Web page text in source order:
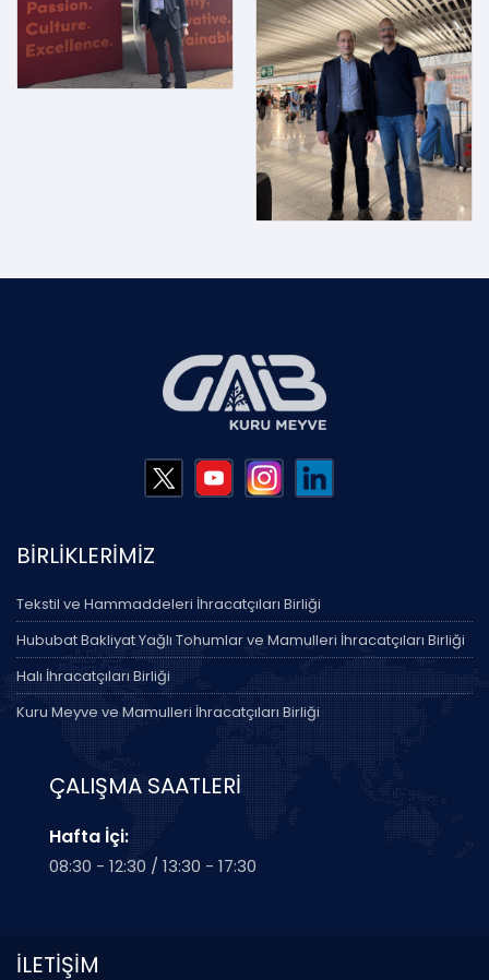
BİRLİKLERİMİZ
Tekstil ve Hammaddeleri İhracatçıları Birliği
Hububat Bakliyat Yağlı Tohumlar ve Mamulleri İhracatçıları Birliği
Halı İhracatçıları Birliği
Kuru Meyve ve Mamulleri İhracatçıları Birliği
ÇALIŞMA SAATLERİ
Hafta İçi:
08:30 - 12:30 / 13:30 - 17:30
İLETİŞİM